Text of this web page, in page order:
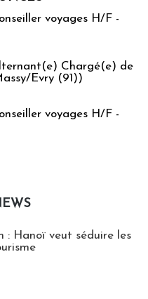
voyages H/F -
Chargé(e) de
Evry (91))
voyages H/F -
: Hanoï veut séduire les